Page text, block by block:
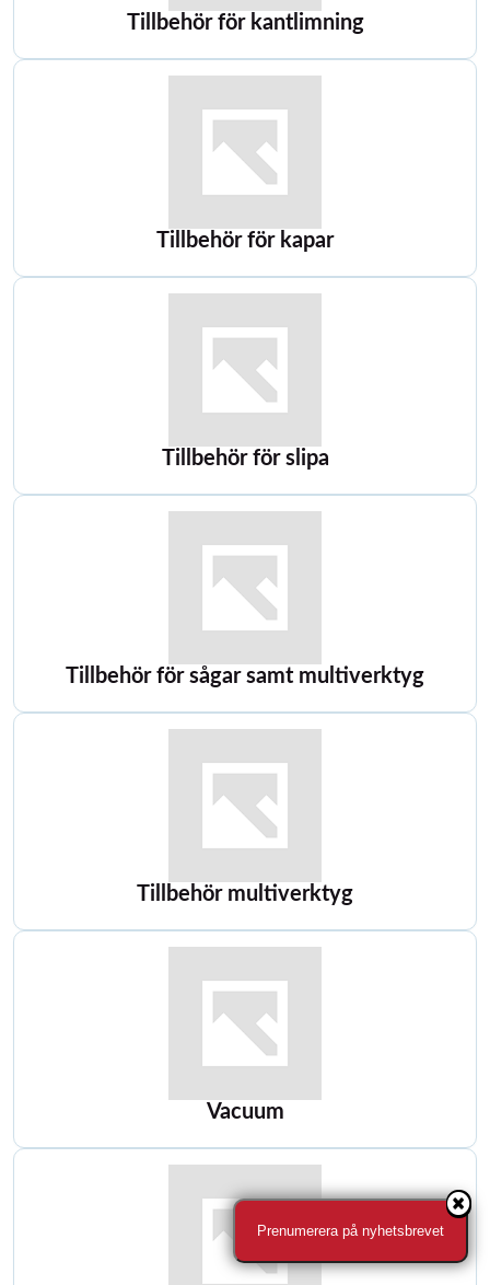
Tillbehör för kantlimning
Tillbehör för kapar
Tillbehör för slipa
Tillbehör för sågar samt multiverktyg
Tillbehör multiverktyg
Vacuum
Prenumerera på nyhetsbrevet